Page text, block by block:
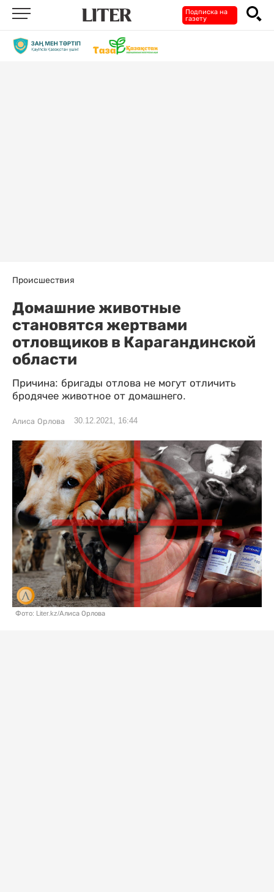
Подписка на
газету
Происшествия
Домашние животные
становятся жертвами
отловщиков в Карагандинской
области
Причина: бригады отлова не могут отличить
бродячее животное от домашнего.
Алиса Орлова 30.12.2021, 16:44
Фото: Liter.kz/Алиса Орлова